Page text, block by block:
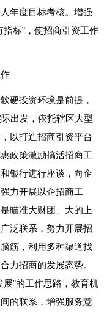
年度目标考核。增强
标”，使招商引资工作
硬投资环境是前提，
出发，依托辖区大型
以打造招商引资平台
政策激励搞活招商工
银行进行座谈，向企
力开展以企招商工
瞄准大财团、大的上
泛联系，努力开展招
筋，利用多种渠道找
力招商的发展态势。
”的工作思路，教育机
的联系，增强服务意